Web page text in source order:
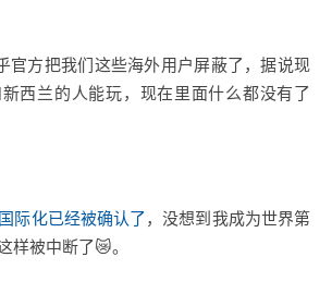
官方把我们这些海外用户屏蔽了，据说现
西兰的人能玩，现在里面什么都没有了
际化已经被确认了 ，没想到我成为世界第
样被中断了😿。